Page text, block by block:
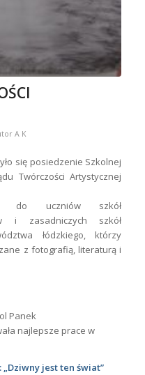
A K
się posiedzenie Szkolnej
Twórczości Artystycznej
do uczniów szkół
i zasadniczych szkół
łódzkiego, którzy
z fotografią, literaturą i
Panek
najlepsze prace w
jest ten świat”